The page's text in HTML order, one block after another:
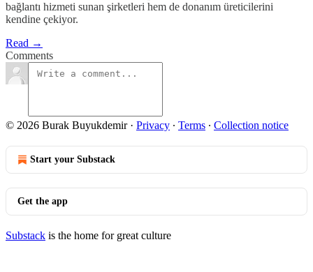
bağlantı hizmeti sunan şirketleri hem de donanım üreticilerini
kendine çekiyor.
Read →
Comments
© 2026 Burak Buyukdemir· Privacy ∙ Terms ∙ Collection notice
Start your Substack
Get the app
Substack is the home for great culture